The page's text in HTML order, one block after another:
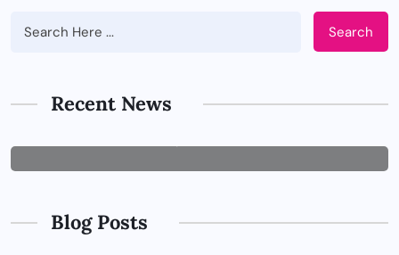
Search
Recent News
Tepat untuk Perusahaan
Blog Posts